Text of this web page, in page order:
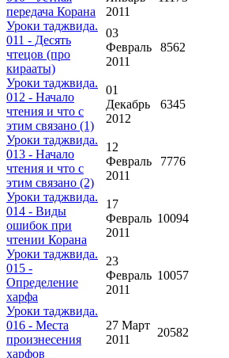
передача Корана
2011
Уроки таджвида.
011 - Десять
чтецов (про
кирааты)
03
Февраль
2011
8562
Уроки таджвида.
012 - Начало
чтения и что с
этим связано (1)
01
Декабрь
2012
6345
Уроки таджвида.
013 - Начало
чтения и что с
этим связано (2)
12
Февраль
2011
7776
Уроки таджвида.
014 - Виды
ошибок при
чтении Корана
17
Февраль
2011
10094
Уроки таджвида.
015 -
Определение
харфа
23
Февраль
2011
10057
Уроки таджвида.
016 - Места
произнесения
харфов
27 Март
2011
20582